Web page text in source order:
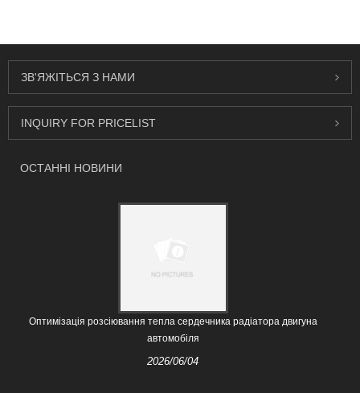
ЗВ'ЯЖІТЬСЯ З НАМИ
INQUIRY FOR PRICELIST
ОСТАННІ НОВИНИ
Оптимізація розсіювання тепла сердечника радіатора двигуна
автомобіля
2026/06/04